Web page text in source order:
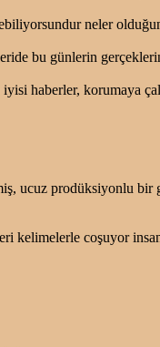
neler
bu günlerin
haberler, korumaya
ucuz prodüksiyonlu
kelimelerle coşuyor